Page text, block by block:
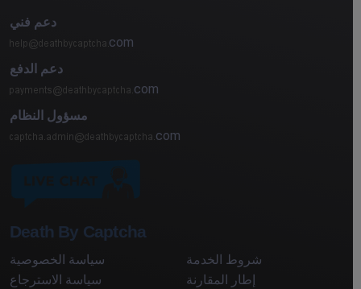
دعم فني
com
دعم الدفع
com
مسؤول النظام
com
Death By Captcha
سياسة الخصوصية
شروط الخدمة
سياسة الاسترجاع
إطار المقارنة